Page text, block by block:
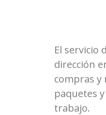
El servicio
dirección
compras y
paquetes
trabajo.